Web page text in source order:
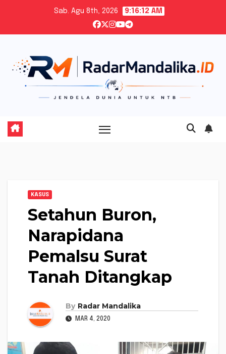
content
Sab. Agu 8th, 2026 9:16:13 AM
KASUS
Setahun Buron,
Narapidana
Pemalsu Surat
Tanah Ditangkap
By Radar Mandalika
MAR 4, 2020